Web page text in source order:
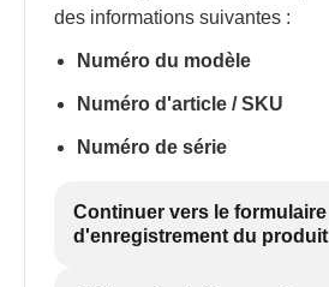
des informations suivantes :
Numéro du modèle
Numéro d'article / SKU
Numéro de série
Continuer vers le formulaire
d'enregistrement du produit